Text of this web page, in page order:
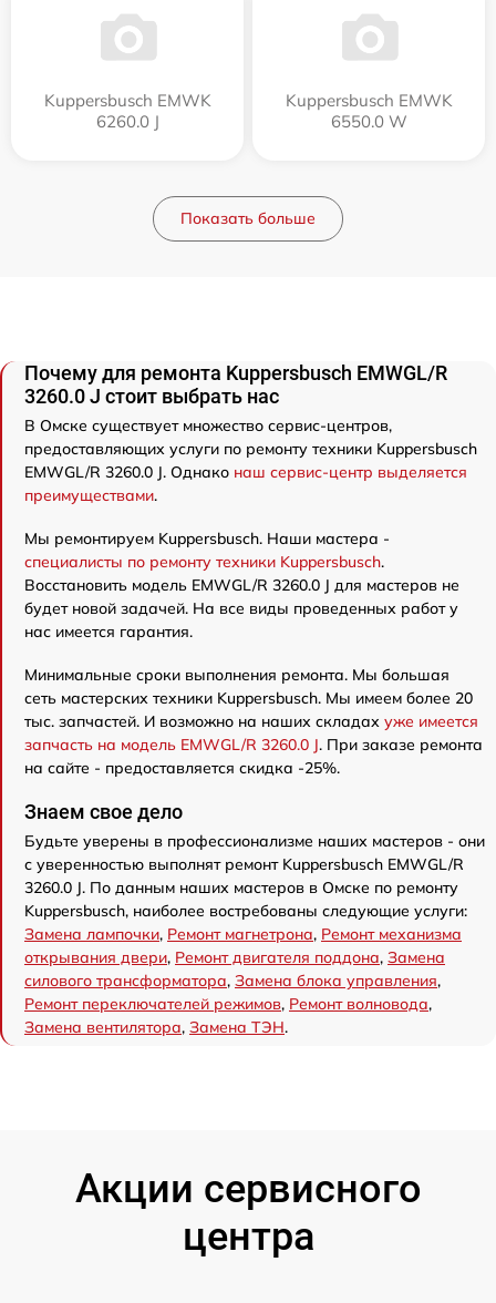
Kuppersbusch EMWK
6260.0 J
Kuppersbusch EMWK
6550.0 W
Показать больше
Почему для ремонта Kuppersbusch EMWGL/R
3260.0 J стоит выбрать нас
В Омске существует множество сервис-центров,
предоставляющих услуги по ремонту техники Kuppersbusch
EMWGL/R 3260.0 J. Однако наш сервис-центр выделяется
преимуществами.
Мы ремонтируем Kuppersbusch. Наши мастера -
специалисты по ремонту техники Kuppersbusch.
Восстановить модель EMWGL/R 3260.0 J для мастеров не
будет новой задачей. На все виды проведенных работ у
нас имеется гарантия.
Минимальные сроки выполнения ремонта. Мы большая
сеть мастерских техники Kuppersbusch. Мы имеем более 20
тыс. запчастей. И возможно на наших складах уже имеется
запчасть на модель EMWGL/R 3260.0 J. При заказе ремонта
на сайте - предоставляется скидка -25%.
Знаем свое дело
Будьте уверены в профессионализме наших мастеров - они
с уверенностью выполнят ремонт Kuppersbusch EMWGL/R
3260.0 J. По данным наших мастеров в Омске по ремонту
Kuppersbusch, наиболее востребованы следующие услуги:
Замена лампочки, Ремонт магнетрона, Ремонт механизма
открывания двери, Ремонт двигателя поддона, Замена
силового трансформатора, Замена блока управления,
Ремонт переключателей режимов, Ремонт волновода,
Замена вентилятора, Замена ТЭН.
Акции сервисного
центра